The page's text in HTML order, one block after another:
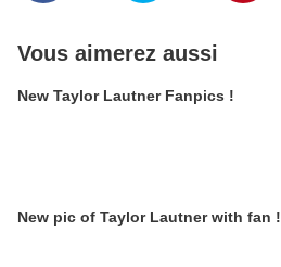
Vous aimerez aussi
New Taylor Lautner Fanpics !
New pic of Taylor Lautner with fan !